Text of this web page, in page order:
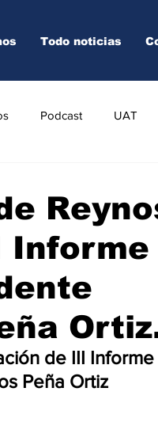
Todo noticias
Podcast UAT
Informe
de III
Peña Ortiz